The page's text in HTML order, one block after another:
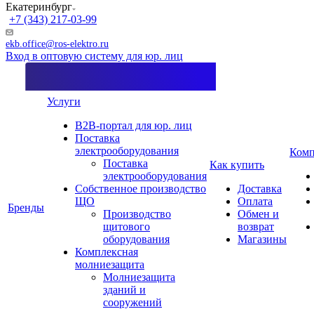
Екатеринбург
+7 (343) 217-03-99
ekb.office@ros-elektro.ru
Вход в оптовую систему для юр. лиц
Бренды
Услуги
B2B-портал для юр. лиц
Поставка
электрооборудования
Поставка
электрооборудования
Собственное производство
ЩО
Производство
щитового
оборудования
Комплексная
молниезащита
Молниезащита
зданий и
сооружений
Как купить
Доставка
Оплата
Обмен и
возврат
Магазины